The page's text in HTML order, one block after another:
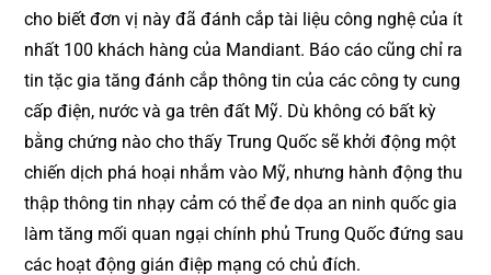
cho biết đơn vị này đã đánh cắp tài liệu công nghệ của ít
nhất 100 khách hàng của Mandiant. Báo cáo cũng chỉ ra
tin tặc gia tăng đánh cắp thông tin của các công ty cung
cấp điện, nước và ga trên đất Mỹ. Dù không có bất kỳ
bằng chứng nào cho thấy Trung Quốc sẽ khởi động một
chiến dịch phá hoại nhắm vào Mỹ, nhưng hành động thu
thập thông tin nhạy cảm có thể đe dọa an ninh quốc gia
làm tăng mối quan ngại chính phủ Trung Quốc đứng sau
các hoạt động gián điệp mạng có chủ đích.